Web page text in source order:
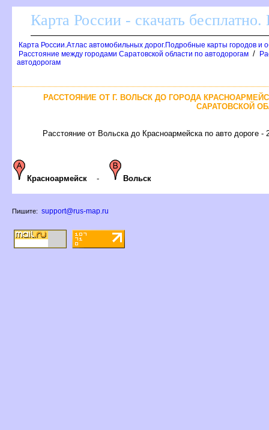
Карта России - скачать
Карта России.Атлас автомобильных дорог.Подробные карты городов и
Расстояние между городами Саратовской области по автодорогам /
автодорогам
РАССТОЯНИЕ ОТ Г. ВОЛЬСК ДО ГОРОДА
САРАТОВСКОЙ
Расстояние от Вольска до Красноармейска по авто дороге -
Красноармейск - Вольск
Пишите: support@rus-map.ru